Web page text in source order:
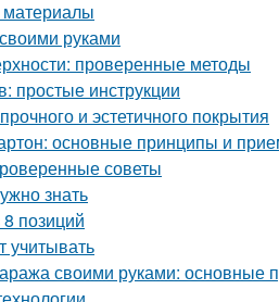
материалы
руками
проверенные методы
простые инструкции
и эстетичного покрытия
основные принципы и
советы
знать
позиций
учитывать
своими руками: основные